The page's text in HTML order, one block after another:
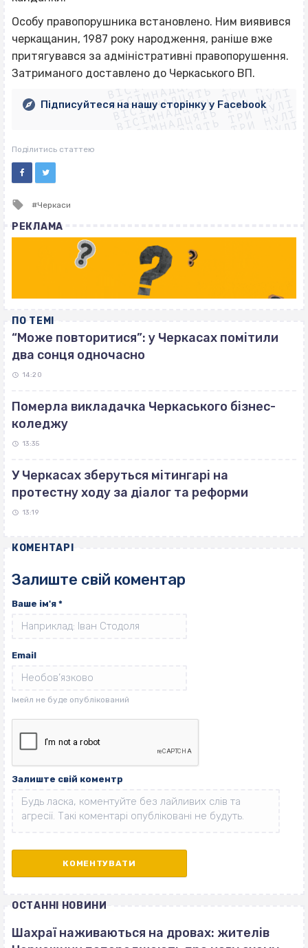
Особу правопорушника встановлено. Ним виявився
черкащанин, 1987 року народження, раніше вже
притягувався за адміністративні правопорушення.
Затриманого доставлено до Черкаського ВП.
ВІСІМНАДЦЯТЬ ТРИ НУЛІ
ВІСІМНАДЦЯТЬ ТРИ НУЛІ
ВІСІМНАДЦЯТЬ ТРИ НУЛІ
ВІСІМНАДЦЯТЬ ТРИ НУЛІ
ВІСІМНАДЦЯТЬ ТРИ НУЛІ
ВІСІМНАДЦЯТЬ ТРИ НУЛІ
ВІСІМНАДЦЯТЬ ТРИ НУЛІ
ВІСІМНАДЦЯТЬ ТРИ НУЛІ
Підписуйтеся на нашу сторінку у Facebook
Поділитись статтею
Tagged
Черкаси
РЕКЛАМА
ПО ТЕМІ
“Може повторитися”: у Черкасах помітили
два сонця одночасно
14:20
Померла викладачка Черкаського бізнес-
коледжу
13:35
У Черкасах зберуться мітингарі на
протестну ходу за діалог та реформи
13:19
КОМЕНТАРІ
Залиште свій коментар
Ваше ім'я *
Email
Залиште свій коментр
ОСТАННІ НОВИНИ
Шахраї наживаються на дровах: жителів